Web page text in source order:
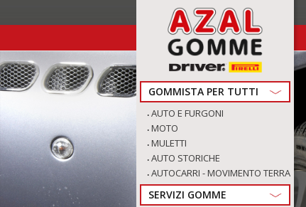
GOMMISTA PER TUTTI
AUTO E FURGONI
MOTO
MULETTI
AUTO STORICHE
AUTOCARRI - MOVIMENTO TERRA
SERVIZI GOMME